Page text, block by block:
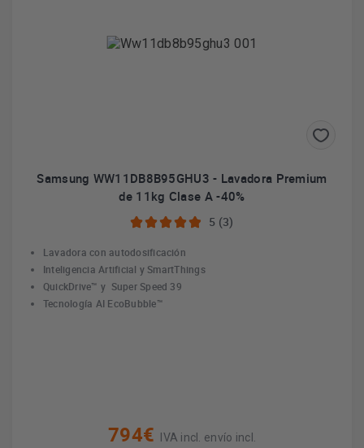
Samsung WW11DB8B95GHU3 - Lavadora Premium
de 11kg Clase A -40%
5 (3)
Lavadora con autodosificación
Inteligencia Artificial y SmartThings
QuickDrive™ y Super Speed 39
Tecnología AI EcoBubble™
794€ IVA incl. envío incl.